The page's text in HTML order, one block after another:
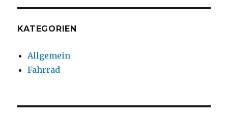
KATEGORIEN
Allgemein
Fahrrad